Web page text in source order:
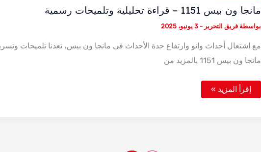
مانجا ون بيس 1151 – قراءة تحليلية وتلميحات رسمية
بواسطة فريق التحرير-3 يونيو، 2025
مع اشتعال أحداث وانو وارتفاع حدة الأحداث في مانجا ون بيس، تعدنا تلميحات
مانجا ون بيس 1151 بالمزيد من
مانجا
ون
إقرأ المزيد »